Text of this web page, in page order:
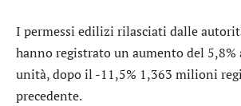
I permessi edilizi rilasciati dalle
hanno registrato un aumento del
unità, dopo il -11,5% 1,363 milioni
precedente.